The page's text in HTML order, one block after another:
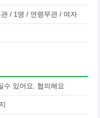
/ 1명 / 연령무관 / 여자
수 있어요. 협의해요